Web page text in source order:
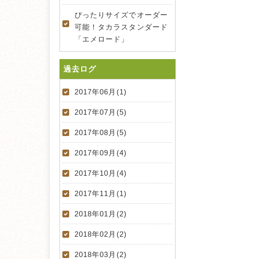
ぴったりサイズでオーダー
可能！タカラスタンダード
「エメロード」
過去ログ
2017年06月(1)
2017年07月(5)
2017年08月(5)
2017年09月(4)
2017年10月(4)
2017年11月(1)
2018年01月(2)
2018年02月(2)
2018年03月(2)